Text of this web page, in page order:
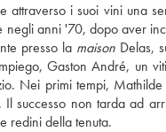
attraverso i suoi vini una
negli anni '70, dopo aver
presso la maison Delas,
Gaston André, un
Nei primi tempi, Mathilde
successo non tarda ad
redini della tenuta.